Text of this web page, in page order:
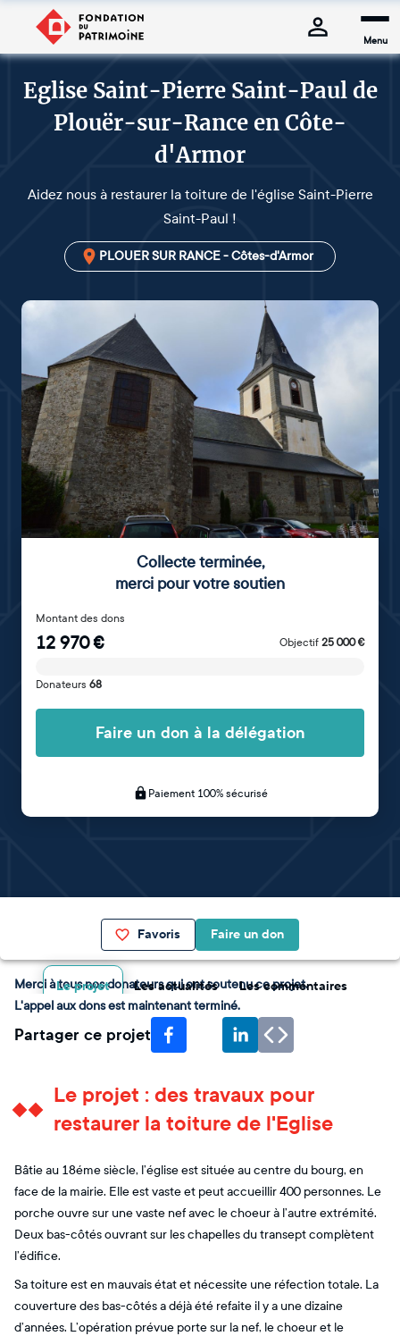
Menu
Eglise Saint-Pierre Saint-Paul de
Plouër-sur-Rance en Côte-
d'Armor
Aidez nous à restaurer la toiture de l'église Saint-Pierre
Saint-Paul !
PLOUER SUR RANCE - Côtes-d'Armor
Collecte terminée,
merci pour votre soutien
Montant des dons
12 970€ Objectif 25 000€
Donateurs 68
Faire un don à la délégation
Paiement 100% sécurisé
Favoris Faire un don
Le projet Les actualités Les commentaires
Merci à tous nos donateurs qui ont soutenu ce projet.
L'appel aux dons est maintenant terminé.
Partager ce projet
Le projet : des travaux pour
restaurer la toiture de l'Eglise
Bâtie au 18éme siècle, l’église est située au centre du bourg, en
face de la mairie. Elle est vaste et peut accueillir 400 personnes. Le
porche ouvre sur une vaste nef avec le choeur à l’autre extrémité.
Deux bas-côtés ouvrant sur les chapelles du transept complètent
l’édifice.
Sa toiture est en mauvais état et nécessite une réfection totale. La
couverture des bas-côtés a déjà été refaite il y a une dizaine
d’années. L’opération prévue porte sur la nef, le choeur et le